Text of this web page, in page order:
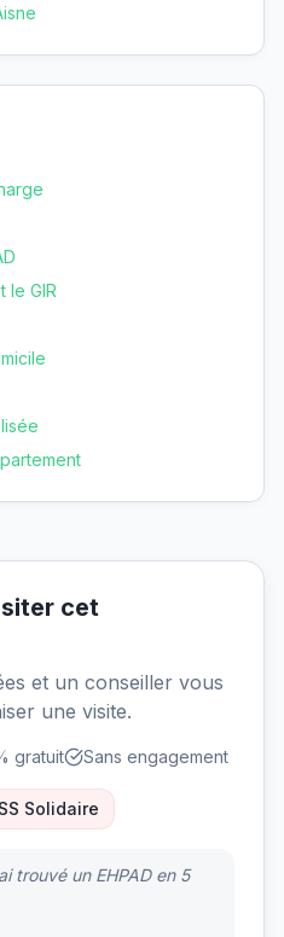
le GIR
cet
et un conseiller vous
une visite.
gratuit Sans engagement
Solidaire
trouvé un EHPAD en 5